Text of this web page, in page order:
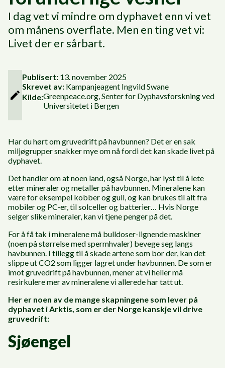
I dag vet vi mindre om dyphavet enn vi vet
om månens overflate. Men en ting vet vi:
Livet der er sårbart.
Publisert: 13. november 2025
Skrevet av: Kampanjeagent Ingvild Swane
Kilde:Greenpeace.org, Senter for Dyphavsforskning ved
Universitetet i Bergen
Har du hørt om gruvedrift på havbunnen? Det er en sak
miljøgrupper snakker mye om nå fordi det kan skade livet på
dyphavet.
Det handler om at noen land, også Norge, har lyst til å lete
etter mineraler og metaller på havbunnen. Mineralene kan
være for eksempel kobber og gull, og kan brukes til alt fra
mobiler og PC-er, til solceller og batterier… Hvis Norge
selger slike mineraler, kan vi tjene penger på det.
For å få tak i mineralene må bulldoser-lignende maskiner
(noen på størrelse med spermhvaler) bevege seg langs
havbunnen. I tillegg til å skade artene som bor der, kan det
slippe ut CO2 som ligger lagret under havbunnen. De som er
imot gruvedrift på havbunnen, mener at vi heller må
resirkulere mer av mineralene vi allerede har tatt ut.
Her er noen av de mange skapningene som lever på
dyphavet i Arktis, som er der Norge kanskje vil drive
gruvedrift:
Sjøengel